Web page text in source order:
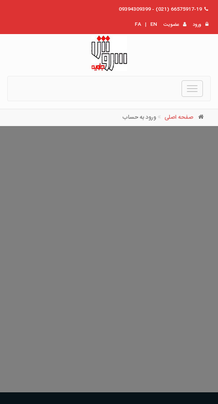
66575917-19 (021) - 09394309399
ورود
عضویت EN
|
FA
Toggle
navigation
صفحه اصلی ورود به حساب